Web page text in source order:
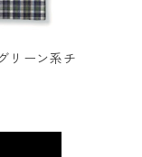
リーン系チ